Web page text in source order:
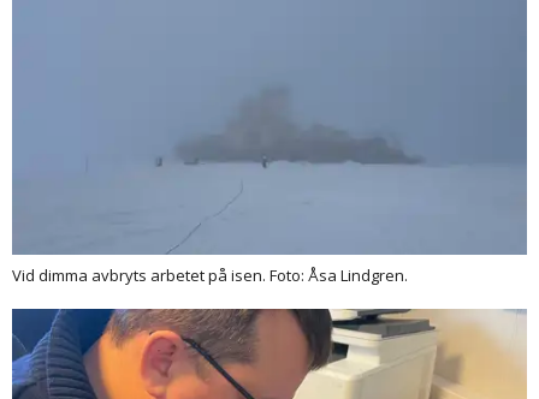
Vid dimma avbryts arbetet på isen. Foto: Åsa Lindgren.